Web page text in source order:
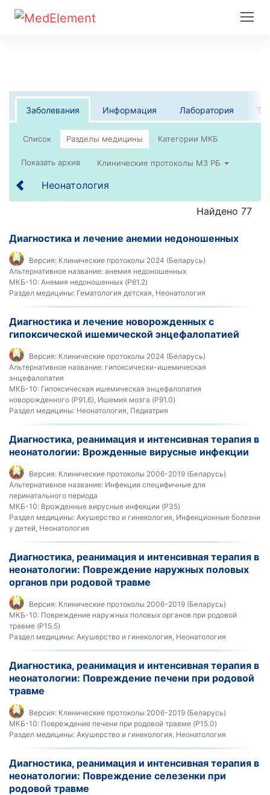
Заболевания Информация Лаборатория
Список
Клинические протоколы МЗ РБ
Неонатология
Найдено 77
Диагностика и лечение анемии недоношенных
Версия: Клинические протоколы 2024 (Беларусь)
Альтернативное название: анемия недоношенных
МКБ-10: Анемия недоношенных (P61.2)
Раздел медицины: Гематология детская, Неонатология
Диагностика и лечение новорожденных с
гипоксической ишемической энцефалопатией
Версия: Клинические протоколы 2024 (Беларусь)
Альтернативное название: гипоксически-ишемическая
энцефалопатия
МКБ-10: Гипоксическая ишемическая энцефалопатия
новорожденного (P91.6), Ишемия мозга (P91.0)
Раздел медицины: Неонатология, Педиатрия
Диагностика, реанимация и интенсивная терапия в
неонатологии: Врожденные вирусные инфекции
Версия: Клинические протоколы 2006-2019 (Беларусь)
Альтернативное название: Инфекции специфичные для
перинатального периода
МКБ-10: Врожденные вирусные инфекции (P35)
Раздел медицины: Акушерство и гинекология, Инфекционные болезни
у детей, Неонатология
Диагностика, реанимация и интенсивная терапия в
неонатологии: Повреждение наружных половых
органов при родовой травме
Версия: Клинические протоколы 2006-2019 (Беларусь)
МКБ-10: Повреждение наружных половых органов при родовой
травме (P15.5)
Раздел медицины: Акушерство и гинекология, Неонатология
Диагностика, реанимация и интенсивная терапия в
неонатологии: Повреждение печени при родовой
травме
Версия: Клинические протоколы 2006-2019 (Беларусь)
МКБ-10: Повреждение печени при родовой травме (P15.0)
Раздел медицины: Акушерство и гинекология, Неонатология
Диагностика, реанимация и интенсивная терапия в
неонатологии: Повреждение селезенки при
родовой травме